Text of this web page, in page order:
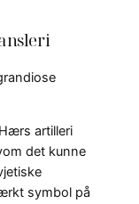
artilleri
det kunne
symbol på